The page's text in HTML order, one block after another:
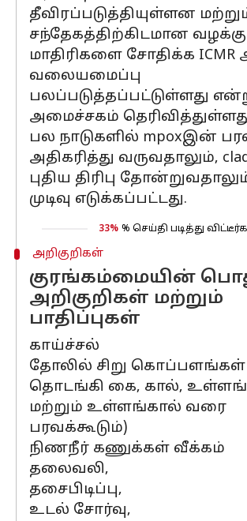
தீவிரப்படுத்தியுள்ளன
சந்தேகத்திற்கிடமான
மாதிரிகளை சோதிக்க
வலையமைப்பு
பலப்படுத்தப்பட்டுள்ளது
அமைச்சகம்
பல நாடுகளில் mpoxஇன்
அதிகரித்து வருவதாலும்,
புதிய திரிபு
முடிவு எடுக்கப்பட்டது.
33% % செய்தி படித்து
அறிகுறிகள்
குரங்கம்மையின்
அறிகுறிகள் மற்றும்
பாதிப்புகள்
காய்ச்சல்
தோலில் சிறு கொப்பளங்கள்
தொடங்கி கை, கால்,
மற்றும் உள்ளங்கால் வரை
பரவக்கூடும்)
நிணநீர் கணுக்கள் வீக்கம்
தலைவலி,
தசைபிடிப்பு,
உடல் சோர்வு,